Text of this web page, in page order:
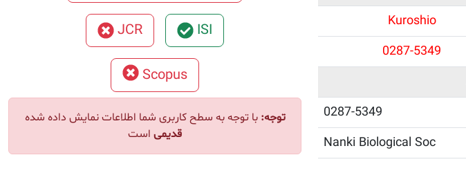
Kuroshio
0287-5349
0287-5349
Nanki Biological Soc
ISI
JCR
Scopus
توجه: با توجه به سطح کاربری شما اطلاعات نمایش داده شده
قدیمی است